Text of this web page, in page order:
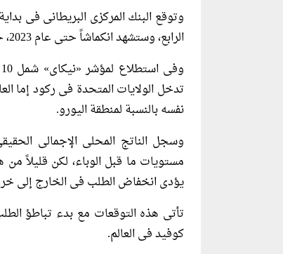
وتوقع البنك المركزى البريطانى فى
الرابع، وستشهد انكماشاً حتى عام 2023، حسبما نقلت مجلة «نيكاى آسيان ريفيو» اليابانية.
نفسه بالنسبة لمنطقة اليورو.
مستويات ما قبل الوباء، لكن قليلاً من
يؤدى انخفاض الطلب فى الخارج إلى
تأتى هذه التوقعات مع بدء تباطؤ
كوفيد فى العالم.